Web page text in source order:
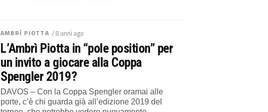
AMBRÌ PIOTTA / 8 anni ago
L’Ambrì Piotta in “pole position” per
un invito a giocare alla Coppa
Spengler 2019?
DAVOS – Con la Coppa Spengler oramai alle
porte, c’è chi guarda già all’edizione 2019 del